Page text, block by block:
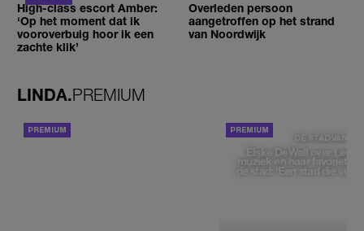
High-class escort Amber:
‘Op het moment dat ik
vooroverbuig hoor ik een
zachte klik’
Overleden persoon
aangetroffen op het strand
van Noordwijk
LINDA.PREMIUM
DE STAD VAN
Elske DeWall over
muziek en haar favoriete
de stad: 'Een stad die